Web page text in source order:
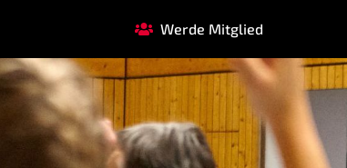
Werde Mitglied
GARDE
REHASPORT